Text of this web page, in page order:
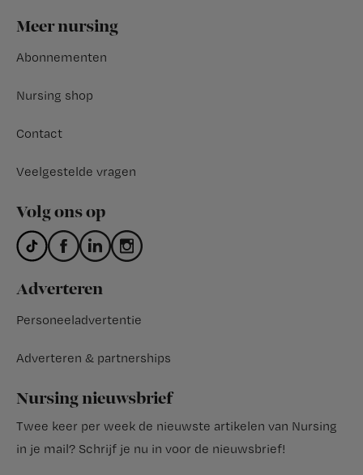
Footer
Meer nursing
Abonnementen
Nursing shop
Contact
Veelgestelde vragen
Volg ons op
Adverteren
Personeeladvertentie
Adverteren & partnerships
Nursing nieuwsbrief
Twee keer per week de nieuwste artikelen van Nursing
in je mail? Schrijf je nu in voor de nieuwsbrief!